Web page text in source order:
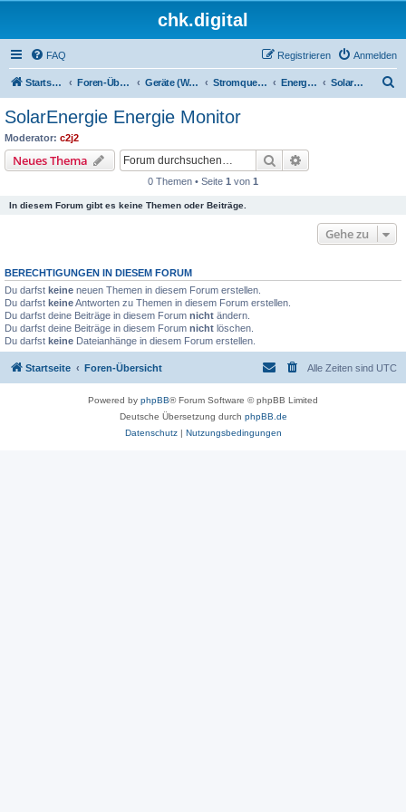
chk.digital
FAQ Anmelden
Registrieren
Startseite Foren-Übersicht Geräte (Wallboxen, Stromquellen, Autos) Stromquellen (PV, Speichersysteme, Smartmeter, Leseköpfe, ...) Energiemanager SolarEnergie Energie Monitor
SolarEnergie Energie Monitor
Moderator: c2j2
Neues Thema Suche
0 Themen • Seite 1 von 1
In diesem Forum gibt es keine Themen oder Beiträge.
Gehe zu
BERECHTIGUNGEN IN DIESEM FORUM
Du darfst keine neuen Themen in diesem Forum erstellen.
Du darfst keineAntworten zu Themen in diesem Forum erstellen.
Du darfst deine Beiträge in diesem Forum nicht ändern.
Du darfst deine Beiträge in diesem Forum nicht löschen.
Du darfst keine Dateianhänge in diesem Forum erstellen.
Startseite Foren-Übersicht Alle Zeiten sind UTC
Powered by phpBB® Forum Software © phpBB Limited
Deutsche Übersetzung durch phpBB.de
Datenschutz| Nutzungsbedingungen